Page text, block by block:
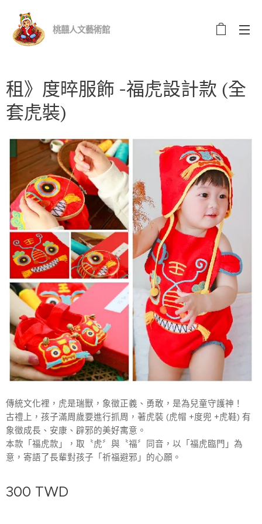
桃囍人文藝術館
租》度晬服飾 -福虎設計款 (全
套虎裝)
傳統文化裡，虎是瑞獸，象徵正義、勇敢，是為兒童守護神！
古禮上，孩子滿周歲要進行抓周，著虎裝 (虎帽 +度兜 +虎鞋) 有
象徵成長、安康、辟邪的美好寓意。
本款「福虎款」，取〝虎〞與〝福〞同音，以「福虎臨門」為
意，寄語了長輩對孩子「祈福避邪」的心願。
300 TWD